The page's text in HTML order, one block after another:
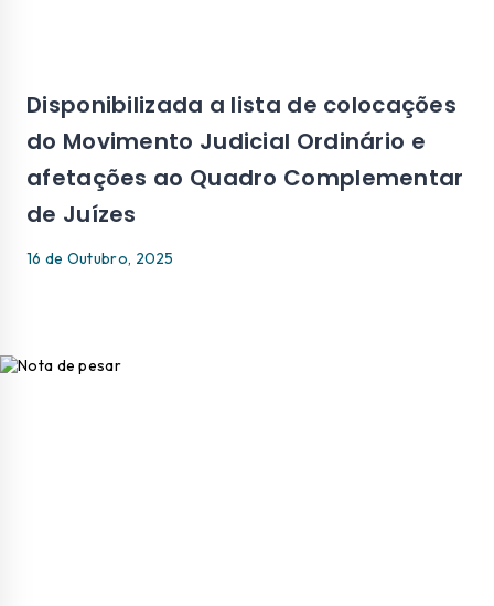
Disponibilizada a lista de colocações
do Movimento Judicial Ordinário e
afetações ao Quadro Complementar
de Juízes
16 de Outubro, 2025